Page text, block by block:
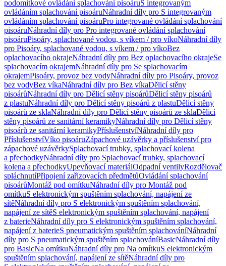
podomítkové ovládání splachování pisoáruS integrovaným
ovládáním splachování pisoáruNáhradní díly pro S integrovaným
ovládáním splachování pisoáruPro integrované ovládání splachování
pisoáruNáhradní díly pro Pro integrované ovládání splachování
pisoáruPisoáry, splachované vodou, s víkem / pro víkoNáhradní díly
pro Pisoáry, splachované vodou, s víkem / pro víkoBez
oplachovacího okrajeNáhradní díly pro Bez oplachovacího okrajeSe
splachovacím okrajemNáhradní díly pro Se splachovacím
okrajemPisoáry, provoz bez vodyNáhradní díly pro Pisoáry, provoz
bez vodyBez víkaNáhradní díly pro Bez víkaDělicí stěny
pisoárůNáhradní díly pro Dělicí stěny pisoárůDělicí stěny pisoárů
z plastuNáhradní díly pro Dělicí stěny pisoárů z plastuDělicí stěny
pisoárů ze sklaNáhradní díly pro Dělicí stěny pisoárů ze sklaDělicí
stěny pisoárů ze sanitární keramikyNáhradní díly pro Dělicí stěny
pisoárů ze sanitární keramikyPříslušenstvíNáhradní díly pro
PříslušenstvíVíko pisoáruZápachové uzávěrky a příslušenství pro
zápachové uzávěrkySplachovací trubky, splachovací kolena
a přechodkyNáhradní díly pro Splachovací trubky, splachovací
kolena a přechodkyUpevňovací materiálOdpadní ventilyRozdělovač
spláchnutíPřipojení zařizovacích předmětůOvládání splachování
pisoárůMontáž pod omítkuNáhradní díly pro Montáž pod
omítkuS elektronickým spuštěním splachování, napájení ze
sítěNáhradní díly pro S elektronickým spuštěním splachování,
napájení ze sítěS elektronickým spuštěním splachování, napájení
z baterieNáhradní díly pro S elektronickým spuštěním splachování,
napájení z baterieS pneumatickým spuštěním splachováníNáhradní
díly pro S pneumatickým spuštěním splachováníBasicNáhradní díly
pro BasicNa omítkuNáhradní díly pro Na omítkuS elektronickým
spuštěním splachování, napájení ze sítěNáhradní díly pro